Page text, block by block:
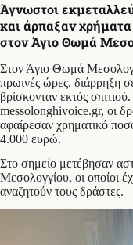
Άγνωστοι
και άρπαξαν
στον Άγιο Θωμά
Στον Άγιο Θωμά
πρωινές ώρες, διάρρηξη
βρίσκονταν εκτός
messolonghivoice.gr, οι
αφαίρεσαν χρηματικό
4.000 ευρώ.
Στο σημείο μετέβησαν
Μεσολογγίου, οι οποίοι
αναζητούν τους δράστες.